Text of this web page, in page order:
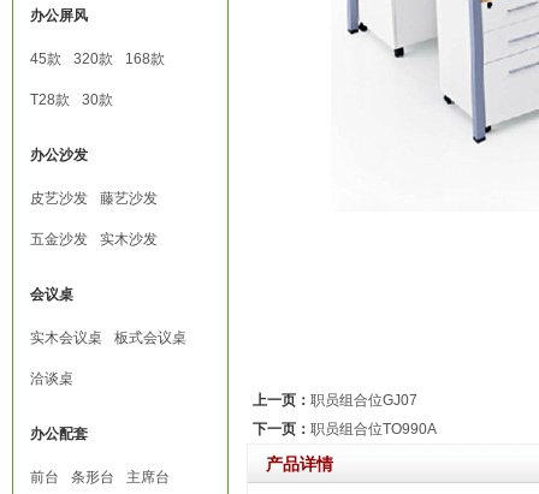
办公屏风
45款 320款 168款
T28款 30款
办公沙发
皮艺沙发 藤艺沙发
五金沙发 实木沙发
会议桌
实木会议桌 板式会议桌
洽谈桌
办公配套
前台 条形台 主席台
上一页： 职员组合位GJ07
下一页： 职员组合位TO990A
产品详情